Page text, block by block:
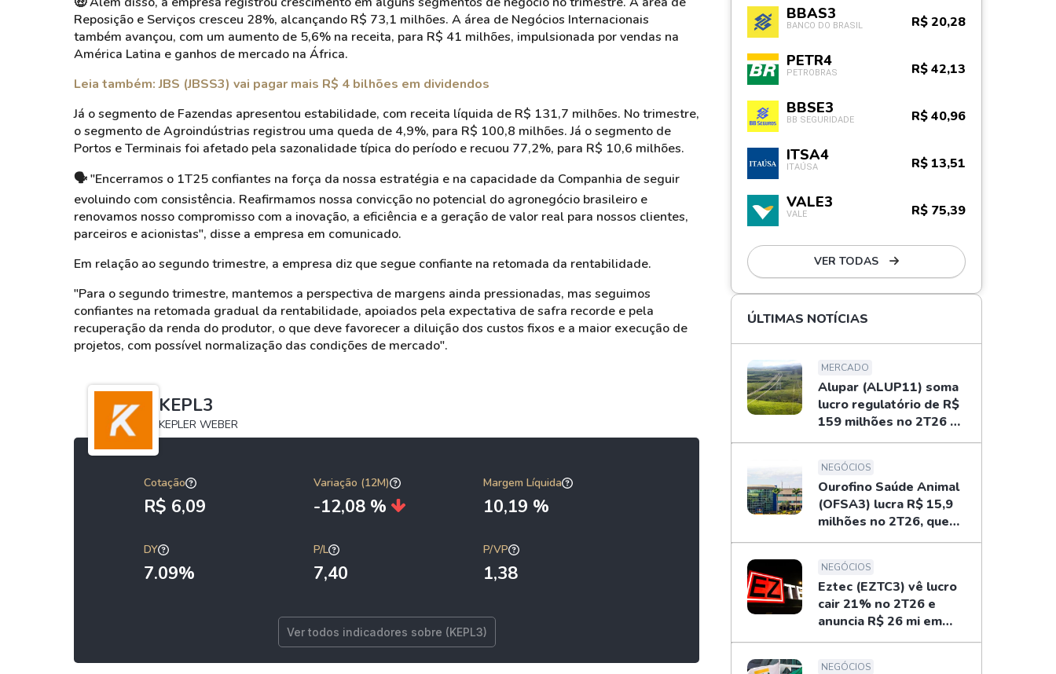
Reposição e Serviços cresceu 28%, alcançando R$ 73,1 milhões. A área de Negócios Internacionais
também avançou, com um aumento de 5,6% na receita, para R$ 41 milhões, impulsionada por vendas na
América Latina e ganhos de mercado na África.
Leia também: JBS (JBSS3) vai pagar mais R$ 4 bilhões em dividendos
Já o segmento de Fazendas apresentou estabilidade, com receita líquida de R$ 131,7 milhões. No trimestre,
o segmento de Agroindústrias registrou uma queda de 4,9%, para R$ 100,8 milhões. Já o segmento de
Portos e Terminais foi afetado pela sazonalidade típica do período e recuou 77,2%, para R$ 10,6 milhões.
🗣️ "Encerramos o 1T25 confiantes na força da nossa estratégia e na capacidade da Companhia de seguir
evoluindo com consistência. Reafirmamos nossa convicção no potencial do agronegócio brasileiro e
renovamos nosso compromisso com a inovação, a eficiência e a geração de valor real para nossos clientes,
parceiros e acionistas", disse a empresa em comunicado.
Em relação ao segundo trimestre, a empresa diz que segue confiante na retomada da rentabilidade.
"Para o segundo trimestre, mantemos a perspectiva de margens ainda pressionadas, mas seguimos
confiantes na retomada gradual da rentabilidade, apoiados pela expectativa de safra recorde e pela
recuperação da renda do produtor, o que deve favorecer a diluição dos custos fixos e a maior execução de
projetos, com possível normalização das condições de mercado".
KEPL3
KEPLER WEBER
Cotação
R$ 6,09
Variação (12M)
-12,08 %
Margem Líquida
10,19 %
DY
7.09%
P/L
7,40
P/VP
1,38
Ver todos indicadores sobre (KEPL3)
BBAS3
BANCO DO BRASIL R$ 20,28
PETR4
PETROBRAS R$ 42,13
BBSE3
BB SEGURIDADE R$ 40,96
ITSA4
ITAÚSA R$ 13,51
VALE3
VALE R$ 75,39
VER TODAS
ÚLTIMAS NOTÍCIAS
MERCADO
Alupar (ALUP11) soma
lucro regulatório de R$
159 milhões no 2T26 e
libera dividendos
NEGÓCIOS
Ourofino Saúde Animal
(OFSA3) lucra R$ 15,9
milhões no 2T26, queda
de 33%
NEGÓCIOS
Eztec (EZTC3) vê lucro
cair 21% no 2T26 e
anuncia R$ 26 mi em
dividendos
NEGÓCIOS